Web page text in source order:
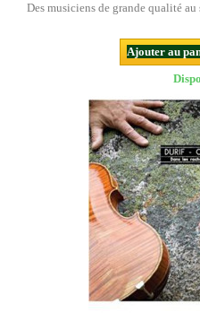
Des musiciens de grande qualité
Ajouter au